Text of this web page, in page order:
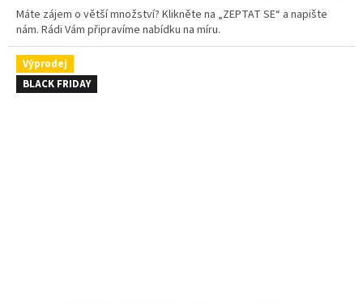
Máte zájem o větší množství? Klikněte na „ZEPTAT SE“ a napište
nám. Rádi Vám připravíme nabídku na míru.
Výprodej
BLACK FRIDAY